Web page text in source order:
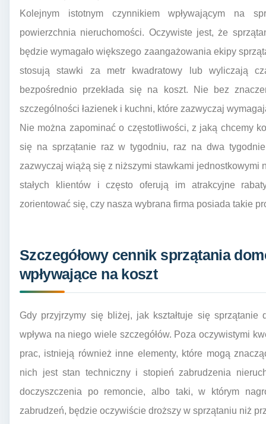
Kolejnym istotnym czynnikiem wpływającym na
powierzchnia nieruchomości. Oczywiste jest, że
będzie wymagało większego zaangażowania ekipy
stosują stawki za metr kwadratowy lub wyliczają
bezpośrednio przekłada się na koszt. Nie bez
szczególności łazienek i kuchni, które zazwyczaj
Nie można zapominać o częstotliwości, z jaką chcemy
się na sprzątanie raz w tygodniu, raz na dwa
zazwyczaj wiążą się z niższymi stawkami jednostkowymi
stałych klientów i często oferują im atrakcyjne
zorientować się, czy nasza wybrana firma posiada takie
Szczegółowy cennik sprzątania
wpływające na koszt
Gdy przyjrzymy się bliżej, jak kształtuje się sprzątanie
wpływa na niego wiele szczegółów. Poza oczywistymi
prac, istnieją również inne elementy, które mogą
nich jest stan techniczny i stopień zabrudzenia
doczyszczenia po remoncie, albo taki, w którym
zabrudzeń, będzie oczywiście droższy w sprzątaniu niż